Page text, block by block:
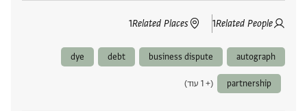
Related People
1
Related Places
1
autograph
business dispute
debt
dye
partnership (+ 1 עוד)